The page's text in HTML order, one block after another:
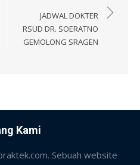
JADWAL DOKTER
RSUD DR. SOERATNO
GEMOLONG SRAGEN
Kami
Sebuah website